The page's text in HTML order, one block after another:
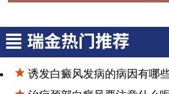
诱发白癜风发病的病因有哪